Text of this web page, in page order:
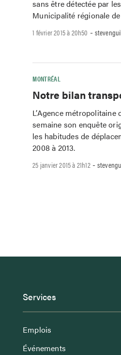
sans être détectée par
Municipalité régionale de
1 février 2015 à 20h50 -
MONTRÉAL
Notre bilan
L’Agence
semaine son enquête
les habitudes de
2008 à 2013.
25 janvier 2015 à 21h12-
Services
Emplois
Événements